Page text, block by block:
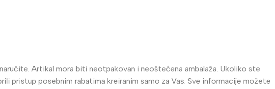
Artikal mora biti neotpakovan i neoštećena ambalaža. Ukoliko ste
pristup posebnim rabatima kreiranim samo za Vas. Sve informacije možete